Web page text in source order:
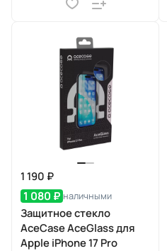
1 190 ₽
1 080 ₽ наличными
Защитное стекло
AceCase AceGlass для
Apple iPhone 17 Pro